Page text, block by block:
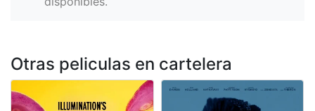
Otras peliculas en cartelera